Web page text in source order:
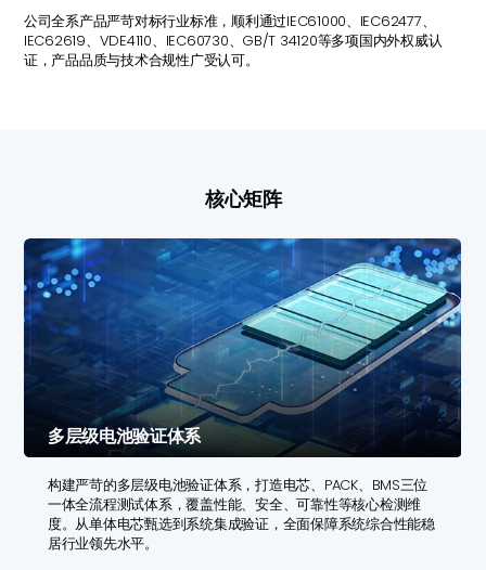
公司全系产品严苛对标行业标准，顺利通过IEC61000、IEC62477、
IEC62619、VDE4110、IEC60730、GB/T 34120等多项国内外权威认
证，产品品质与技术合规性广受认可。
核心矩阵
多层级电池验证体系
构建严苛的多层级电池验证体系，打造电芯、PACK、BMS三位
一体全流程测试体系，覆盖性能、安全、可靠性等核心检测维
度。从单体电芯甄选到系统集成验证，全面保障系统综合性能稳
居行业领先水平。